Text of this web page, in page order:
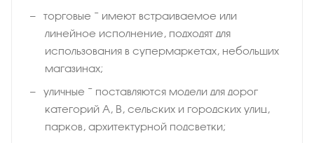
торговые − имеют встраиваемое или
линейное исполнение, подходят для
использования в супермаркетах, небольших
магазинах;
уличные − поставляются модели для дорог
категорий А, В, сельских и городских улиц,
парков, архитектурной подсветки;